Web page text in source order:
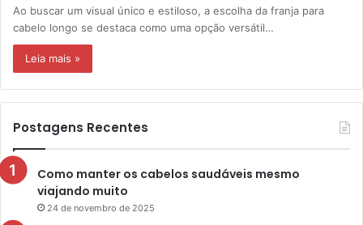
Ao buscar um visual único e estiloso, a escolha da franja para
cabelo longo se destaca como uma opção versátil…
Leia mais »
Postagens Recentes
Como manter os cabelos saudáveis mesmo
viajando muito
24 de novembro de 2025